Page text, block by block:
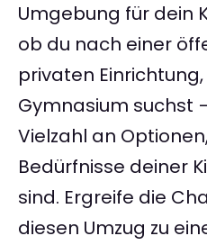
Umgebung für dein
ob du nach einer
privaten
Gymnasium suchst
Vielzahl an
Bedürfnisse deiner
sind. Ergreife die
diesen Umzug zu